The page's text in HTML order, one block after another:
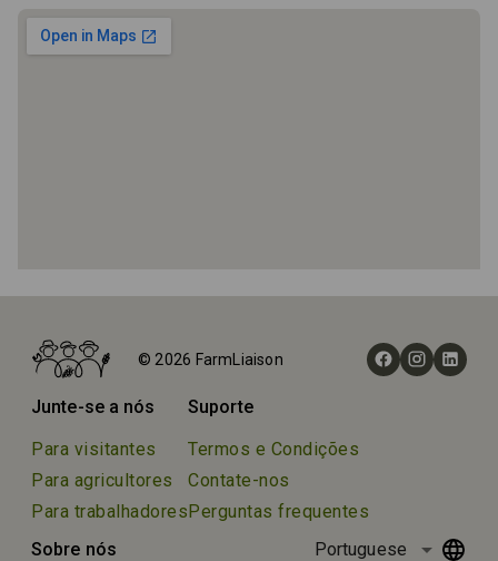
Fazendas
Bauernhof Liendl
© 2026 FarmLiaison
Junte-se a nós
Para visitantes
Para agricultores
Para trabalhadores
Suporte
Termos e Condições
Contate-nos
Perguntas frequentes
Sobre nós
Portuguese arrow_drop_down